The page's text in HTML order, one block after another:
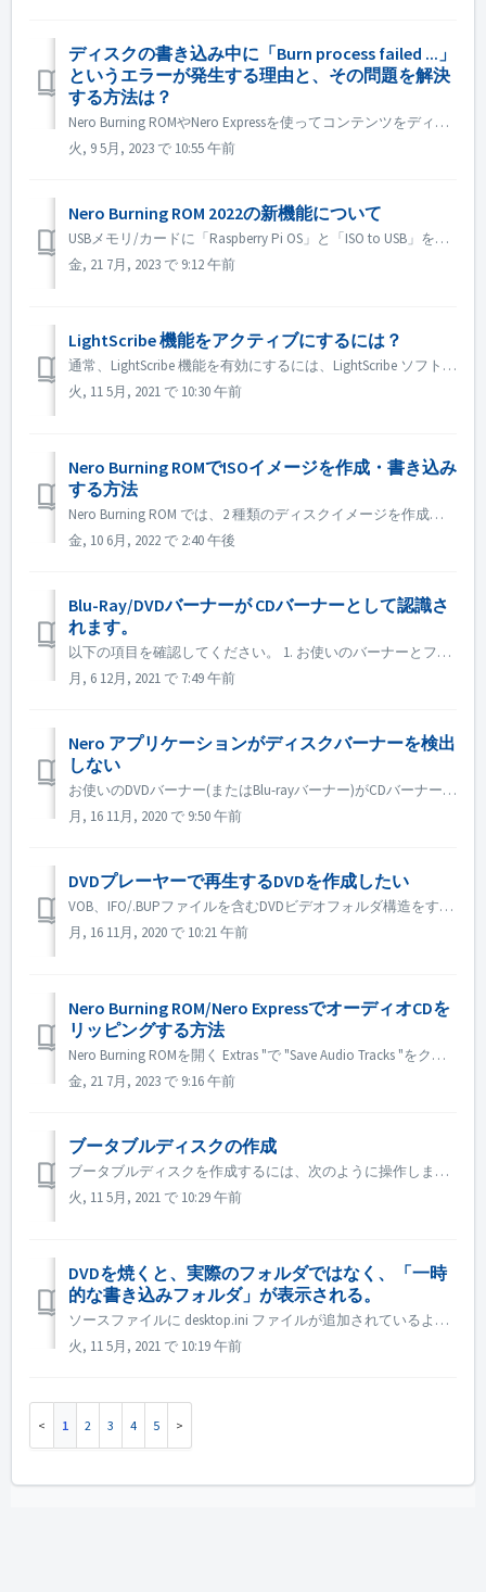
ディスクの書き込み中に「Burn process failed ...」
というエラーが発生する理由と、その問題を解決
する方法は？
Nero Burning ROMやNero Expressを使ってコンテンツをディスクに書き込む際に、「Burn process failed ...」というエラーメッセージが表示されることがあります。 では、これらのエラーは何を意味し、どのように関連する問題を修正するのでしょうか？ Nero Burnin...
火, 9 5月, 2023 で 10:55 午前
Nero Burning ROM 2022の新機能について
USBメモリ/カードに「Raspberry Pi OS」と「ISO to USB」を追加します。Raspberry Pi OSやシステムのISOイメージをUSBにコピーして、ルートデバイス化することができます。また、DVDビデオやインストールなど、他のISOイメージもコピーすることができます。
金, 21 7月, 2023 で 9:12 午前
LightScribe 機能をアクティブにするには？
通常、LightScribe 機能を有効にするには、LightScribe ソフトウェアをインストールする必要があります。 https://lightscribesoftware.org/ ご不明な点がございましたら、お問い合わせください。
火, 11 5月, 2021 で 10:30 午前
Nero Burning ROMでISOイメージを作成・書き込み
する方法
Nero Burning ROM では、2 種類のディスクイメージを作成することができます。 Nero イメージ ファイル」（*.nrg）は、オーディオ CD、ブータブル CD、ミックスモード CD など、あらゆる種類のコンパイルに使用できる独自の Nero ディスク イメージ フォーマットで構成されています...
金, 10 6月, 2022 で 2:40 午後
Blu-Ray/DVDバーナーが CDバーナーとして認識さ
れます。
以下の項目を確認してください。 1. お使いのバーナーとファームウェアに新しいドライバーがあるかどうかを確認してください。ある場合はアップデートをお願いします。 2. お使いのSATAコントローラのブランドとモデルを確認し、新しいドライバがあるかどうかを検索してください。新しいバージョンがあればアップデート...
月, 6 12月, 2021 で 7:49 午前
Nero アプリケーションがディスクバーナーを検出
しない
お使いのDVDバーナー(またはBlu-rayバーナー)がCDバーナーとして検出された場合は、こちらの記事を参考にしてください。 https://nerosupport.freshdesk.com/en/support/solutions/articles/44001697315-blu-ray-dvd-bur...
月, 16 11月, 2020 で 9:50 午前
DVDプレーヤーで再生するDVDを作成したい
VOB、IFO/.BUPファイルを含むDVDビデオフォルダ構造をすでに持っている場合は、Nero BurningROMを使用してDVDに書き込むことができます。 1. 新しいコンピレーションを作成します。DVD-> DVD-Videoを選択してください。 2. 準備したフォルダ構造からすべてのVOB、...
月, 16 11月, 2020 で 10:21 午前
Nero Burning ROM/Nero ExpressでオーディオCDを
リッピングする方法
Nero Burning ROMを開く Extras "で "Save Audio Tracks "をクリックします。 source」タブで、トラックを選択します。 出力 "タブで、出力を設定します。 ボタン「コピー」をクリックします。 Nero Exp...
金, 21 7月, 2023 で 9:16 午前
ブータブルディスクの作成
ブータブルディスクを作成するには、次のように操作します。 1.Nero Burning ROMのメイン画面で［New］ボタンをクリックします。 →「New Compilation」ウィンドウが表示されます。 2.ドロップダウンメニューから希望のディスクフォーマットを選択します。 3.ブートコンピ...
火, 11 5月, 2021 で 10:29 午前
DVDを焼くと、実際のフォルダではなく、「一時
的な書き込みフォルダ」が表示される。
ソースファイルに desktop.ini ファイルが追加されているようです。エクスプローラーがそのファイルを読み、この特定のフォルダがリソースID付きのローカライズされた名前を持っていることを発見します。解決されたローカライズ名は「Temporary Burn Folder」と表示されます。 基本的に、これは...
火, 11 5月, 2021 で 10:19 午前
1 2 3 4 5